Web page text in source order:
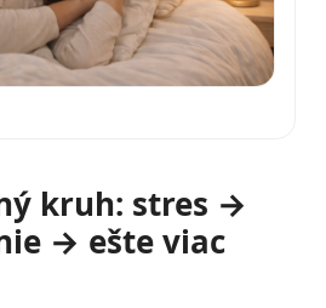
kruh: stres →
→ ešte viac